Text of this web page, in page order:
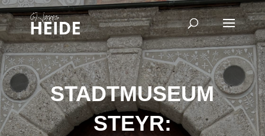
STADTMUSEUM
STEYR: